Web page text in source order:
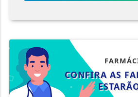
CONFIRA AS